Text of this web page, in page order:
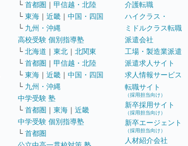
└ 首都圏 ｜ 甲信越・北陸
└ 東海 ｜ 近畿 ｜ 中国・四国
└ 九州・沖縄
高校受験 個別指導塾
└ 北海道 ｜ 東北 ｜ 北関東
└ 首都圏 ｜ 甲信越・北陸
└ 東海 ｜ 近畿 ｜ 中国・四国
└ 九州・沖縄
中学受験 塾
└ 首都圏 ｜ 東海 ｜ 近畿
中学受験 個別指導塾
└ 首都圏
介護転職
ハイクラス・
ミドルクラス転職
派遣会社
工場・製造業派遣
派遣求人サイト
求人情報サービス
転職サイト
（採用担当向け）
新卒採用サイト
（採用担当向け）
新卒エージェント
（採用担当向け）
人材紹介会社